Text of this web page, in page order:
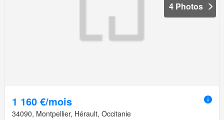
4 Photos
1 160 €/mois
34090, Montpellier, Hérault, Occitanie